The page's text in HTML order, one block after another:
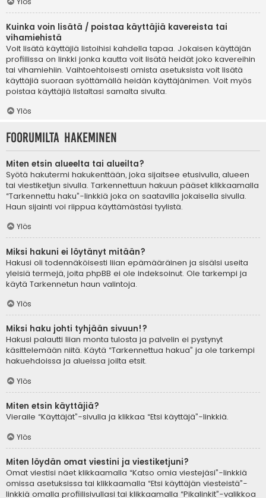
Kuinka voin lisätä / poistaa käyttäjiä kavereista tai
vihamiehistä
Voit lisätä käyttäjiä listoihisi kahdella tapaa. Jokaisen käyttäjän
profiilissa on linkki jonka kautta voit lisätä heidät joko kavereihin
tai vihamiehiin. Vaihtoehtoisesti omista asetuksista voit lisätä
käyttäjiä suoraan syöttämällä heidän käyttäjänimen. Voit myös
poistaa käyttäjiä listaltasi samalta sivulta.
Ylös
Foorumilta hakeminen
Miten etsin alueelta tai alueilta?
Syötä hakutermi hakukenttään, joka sijaitsee etusivulla, alueen
tai viestiketjun sivulla. Tarkennettuun hakuun pääset klikkaamalla
“Tarkennettu haku”-linkkiä joka on saatavilla jokaisella sivulla.
Haun sijainti voi riippua käyttämästäsi tyylistä.
Ylös
Miksi hakuni ei löytänyt mitään?
Hakusi oli todennäköisesti liian epämääräinen ja sisälsi useita
yleisiä termejä, joita phpBB ei ole indeksoinut. Ole tarkempi ja
käytä Tarkennetun haun valintoja.
Ylös
Miksi haku johti tyhjään sivuun!?
Hakusi palautti liian monta tulosta ja palvelin ei pystynyt
käsittelemään niitä. Käytä “Tarkennettua hakua” ja ole tarkempi
hakuehdoissa ja alueissa joilta etsit.
Ylös
Miten etsin käyttäjiä?
Vieraile “Käyttäjät”-sivulla ja klikkaa “Etsi käyttäjä”-linkkiä.
Ylös
Miten löydän omat viestini ja viestiketjuni?
Omat viestisi näet klikkaamalla “Katso omia viestejäsi”-linkkiä
omissa asetuksissa tai klikkaamalla “Etsi käyttäjän viesteistä”-
linkkiä omalla profiilisivullasi tai klikkaamalla “Pikalinkit”-valikkoa